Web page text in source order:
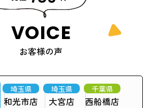
VOICE
お客様の声
埼玉県
和光市店
埼玉県
大宮店
千葉県
西船橋店